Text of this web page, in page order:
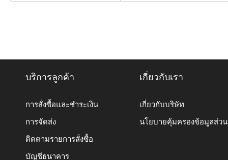
บริการลูกค้า
การสั่งซื้อและชำระเงิน
การจัดส่ง
ติดตามรายการสั่งซื้อ
บัญชีธนาคาร
เกี่ยวกับเรา
เกี่ยวกับบริษัท
นโยบายคุ้มครองข้อมูลส่ว